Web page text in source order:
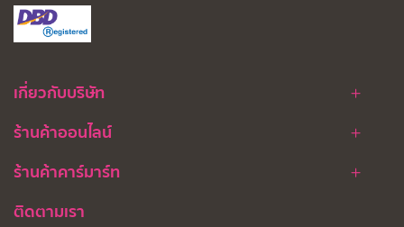
เกี่ยวกับบริษัท
ร้านค้าออนไลน์
ร้านค้าคาร์มาร์ท
ติดตามเรา